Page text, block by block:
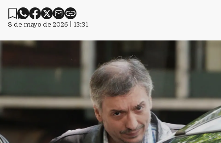
8 de mayo de 2026 | 13:31